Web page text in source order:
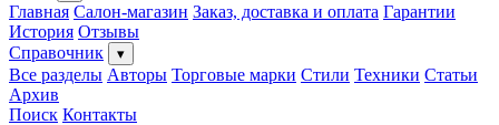
Главная Салон-магазин Заказ, доставка и оплата Гарантии
История Отзывы
Справочник
▾
Все разделы Авторы Торговые марки Стили Техники Статьи
Архив
Поиск Контакты